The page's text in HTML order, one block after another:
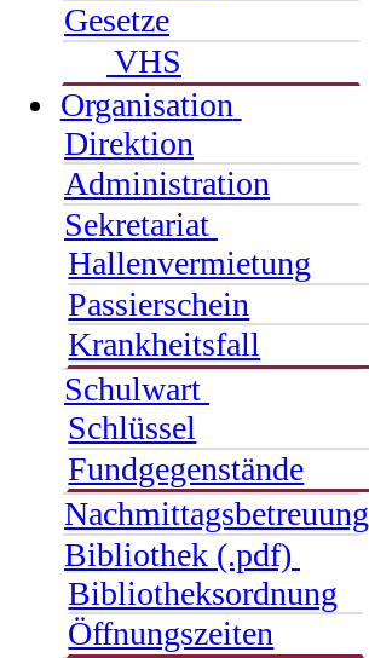
Gesetze
VHS
Organisation
Direktion
Administration
Sekretariat
Hallenvermietung
Passierschein
Krankheitsfall
Schulwart
Schlüssel
Fundgegenstände
Nachmittagsbetreuung
Bibliothek (.pdf)
Bibliotheksordnung
Öffnungszeiten